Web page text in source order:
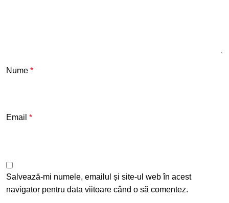
Nume *
Email *
Salvează-mi numele, emailul și site-ul web în acest
navigator pentru data viitoare când o să comentez.